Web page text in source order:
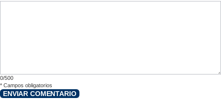
0/500
* Campos obligatorios
ENVIAR COMENTARIO